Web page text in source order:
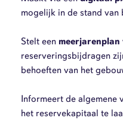
mogelijk in de stand van
Stelt een
reserveringsbijdragen
behoeften van het
Informeert de algemene
het reservekapitaal te